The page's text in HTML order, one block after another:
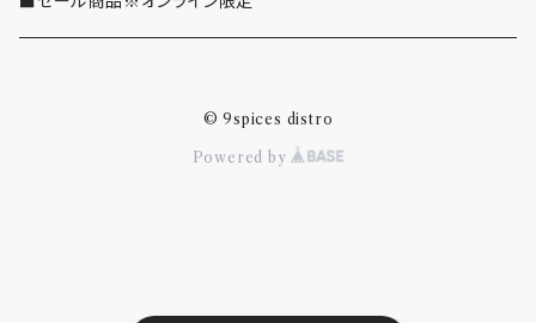
© 9spices distro
Powered by